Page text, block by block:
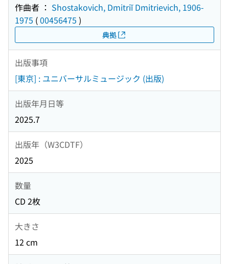
作曲者 ： Shostakovich, Dmitriĭ Dmitrievich, 1906-
1975 (00456475 )
典拠
出版事項
[東京] : ユニバーサルミュージック (出版)
出版年月日等
2025.7
出版年（W3CDTF）
2025
数量
CD 2枚
大きさ
12 cm